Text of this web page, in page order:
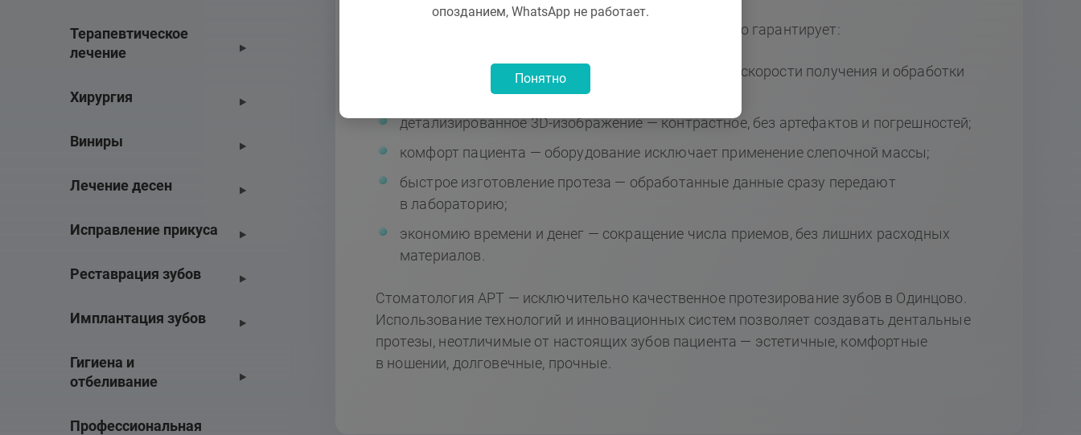
опозданием, WhatsApp не работает.
Понятно
Терапевтическое
лечение
Хирургия
Виниры
Лечение десен
Исправление прикуса
Реставрация зубов
Имплантация зубов
Гигиена и
отбеливание
Профессиональная
Medit i700 обладает ПО с встроенной системой ИИ, что гарантирует:
высокую точность сканирования — при отличной скорости получения и обработки
детализированное 3D-изображение — контрастное, без артефактов и погрешностей;
комфорт пациента — оборудование исключает применение слепочной массы;
быстрое изготовление протеза — обработанные данные сразу передают
в лабораторию;
экономию времени и денег — сокращение числа приемов, без лишних расходных
материалов.
Стоматология АРТ — исключительно качественное протезирование зубов в Одинцово.
Использование технологий и инновационных систем позволяет создавать дентальные
протезы, неотличимые от настоящих зубов пациента — эстетичные, комфортные
в ношении, долговечные, прочные.